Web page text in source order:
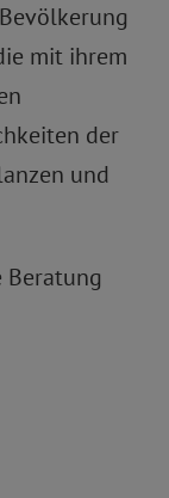
mit ihrem
der
und